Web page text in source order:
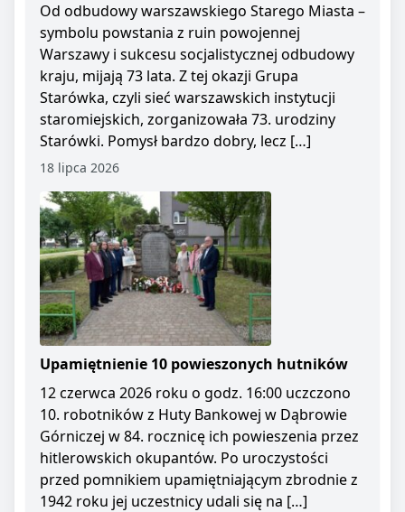
Od odbudowy warszawskiego Starego Miasta –
symbolu powstania z ruin powojennej
Warszawy i sukcesu socjalistycznej odbudowy
kraju, mijają 73 lata. Z tej okazji Grupa
Starówka, czyli sieć warszawskich instytucji
staromiejskich, zorganizowała 73. urodziny
Starówki. Pomysł bardzo dobry, lecz […]
18 lipca 2026
Upamiętnienie 10 powieszonych hutników
12 czerwca 2026 roku o godz. 16:00 uczczono
10. robotników z Huty Bankowej w Dąbrowie
Górniczej w 84. rocznicę ich powieszenia przez
hitlerowskich okupantów. Po uroczystości
przed pomnikiem upamiętniającym zbrodnie z
1942 roku jej uczestnicy udali się na […]